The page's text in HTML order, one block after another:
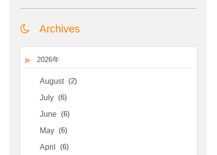
Archives
2026年
August (2)
July (6)
June (6)
May (6)
April (6)